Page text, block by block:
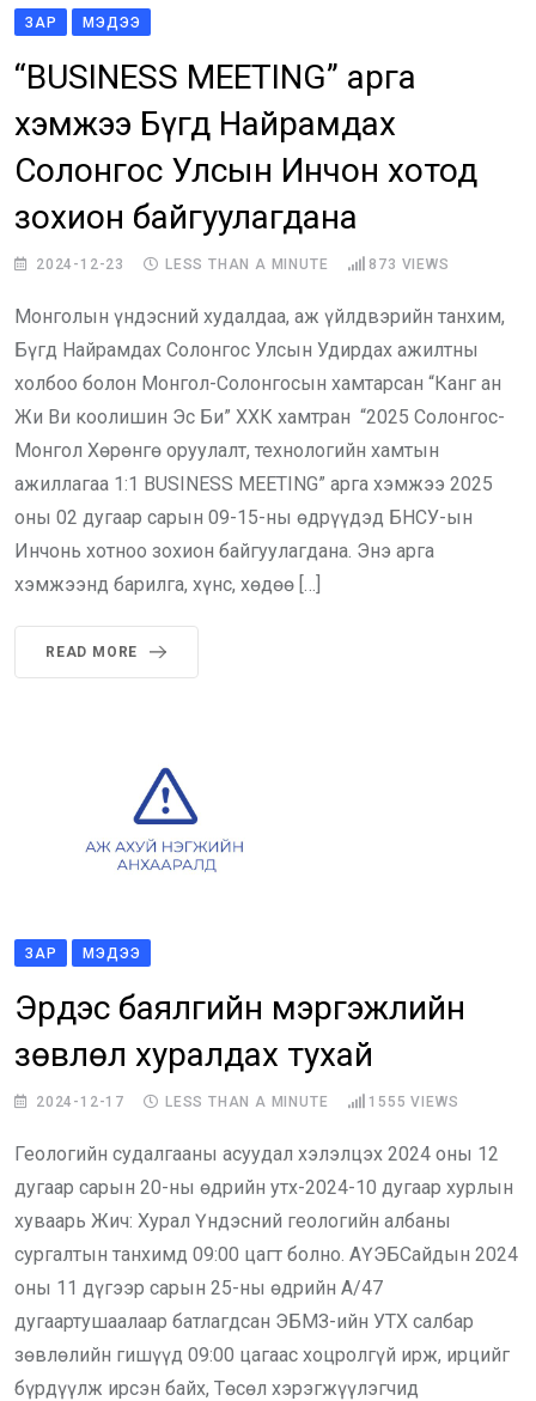
ЗАР МЭДЭЭ
“BUSINESS MEETING” арга
хэмжээ Бүгд Найрамдах
Солонгос Улсын Инчон хотод
зохион байгуулагдана
2024-12-23 LESS THAN A MINUTE 873 VIEWS
Монголын үндэсний худалдаа, аж үйлдвэрийн танхим,
Бүгд Найрамдах Солонгос Улсын Удирдах ажилтны
холбоо болон Монгол-Солонгосын хамтарсан “Канг ан
Жи Ви коолишин Эс Би” ХХК хамтран “2025 Солонгос-
Монгол Хөрөнгө оруулалт, технологийн хамтын
ажиллагаа 1:1 BUSINESS MEETING” арга хэмжээ 2025
оны 02 дугаар сарын 09-15-ны өдрүүдэд БНСУ-ын
Инчонь хотноо зохион байгуулагдана. Энэ арга
хэмжээнд барилга, хүнс, хөдөө […]
READ MORE
ЗАР МЭДЭЭ
Эрдэс баялгийн мэргэжлийн
зөвлөл хуралдах тухай
2024-12-17 LESS THAN A MINUTE 1555 VIEWS
Геологийн судалгааны асуудал хэлэлцэх 2024 оны 12
дугаар сарын 20-ны өдрийн утх-2024-10 дугаар хурлын
хуваарь Жич: Хурал Үндэсний геологийн албаны
сургалтын танхимд 09:00 цагт болно. АҮЭБСайдын 2024
оны 11 дүгээр сарын 25-ны өдрийн А/47
дугаартушаалаар батлагдсан ЭБМЗ-ийн УТХ салбар
зөвлөлийн гишүүд 09:00 цагаас хоцролгүй ирж, ирцийг
бүрдүүлж ирсэн байх, Төсөл хэрэгжүүлэгчид